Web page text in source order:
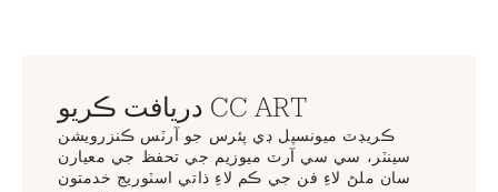
دريافت ڪريو CC ART
ڪريڊٽ ميونسپل ڊي پئرس جو آرٽس ڪنزرويشن
سينٽر، سي سي آرٽ ميوزيم جي تحفظ جي معيارن
سان ملڻ لاءِ فن جي ڪم لاءِ ذاتي اسٽوريج خدمتون